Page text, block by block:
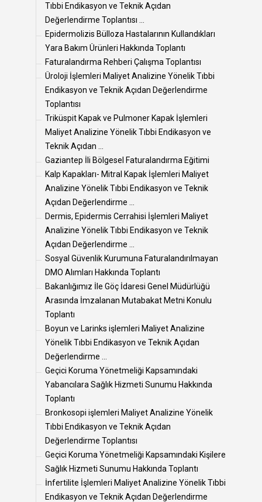
Tıbbi Endikasyon ve Teknik Açıdan
Değerlendirme Toplantısı ...
Epidermolizis Bülloza Hastalarının Kullandıkları
Yara Bakım Ürünleri Hakkında Toplantı
Faturalandırma Rehberi Çalışma Toplantısı
Üroloji İşlemleri Maliyet Analizine Yönelik Tıbbi
Endikasyon ve Teknik Açıdan Değerlendirme
Toplantısı
Triküspit Kapak ve Pulmoner Kapak İşlemleri
Maliyet Analizine Yönelik Tıbbi Endikasyon ve
Teknik Açıdan ...
Gaziantep İli Bölgesel Faturalandırma Eğitimi
Kalp Kapakları- Mitral Kapak İşlemleri Maliyet
Analizine Yönelik Tıbbi Endikasyon ve Teknik
Açıdan Değerlendirme ...
Dermis, Epidermis Cerrahisi İşlemleri Maliyet
Analizine Yönelik Tıbbi Endikasyon ve Teknik
Açıdan Değerlendirme ...
Sosyal Güvenlik Kurumuna Faturalandırılmayan
DMO Alımları Hakkında Toplantı
Bakanlığımız İle Göç İdaresi Genel Müdürlüğü
Arasında İmzalanan Mutabakat Metni Konulu
Toplantı
Boyun ve Larinks işlemleri Maliyet Analizine
Yönelik Tıbbi Endikasyon ve Teknik Açıdan
Değerlendirme ...
Geçici Koruma Yönetmeliği Kapsamındaki
Yabancılara Sağlık Hizmeti Sunumu Hakkında
Toplantı
Bronkosopi işlemleri Maliyet Analizine Yönelik
Tıbbi Endikasyon ve Teknik Açıdan
Değerlendirme Toplantısı
Geçici Koruma Yönetmeliği Kapsamındaki Kişilere
Sağlık Hizmeti Sunumu Hakkında Toplantı
İnfertilite İşlemleri Maliyet Analizine Yönelik Tıbbi
Endikasyon ve Teknik Açıdan Değerlendirme